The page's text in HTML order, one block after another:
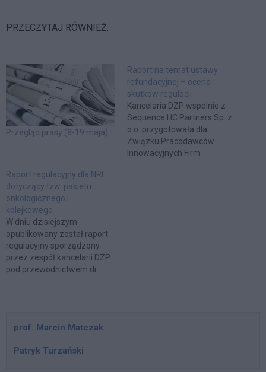
PRZECZYTAJ RÓWNIEŻ:
Przegląd prasy (8-19 maja)
Raport na temat ustawy
refundacyjnej – ocena
skutków regulacji
Kancelaria DZP wspólnie z
Sequence HC Partners Sp. z
o.o. przygotowała dla
Związku Pracodawców
Innowacyjnych Firm
Raport regulacyjny dla NRL
dotyczący tzw. pakietu
onkologicznego i
kolejkowego
W dniu dzisiejszym
opublikowany został raport
regulacyjny sporządzony
przez zespół kancelarii DZP
pod przewodnictwem dr.
Lekarskiej, zawierający
ustawy o świadczeniach
prof. Marcin Matczak
Patryk Turzański